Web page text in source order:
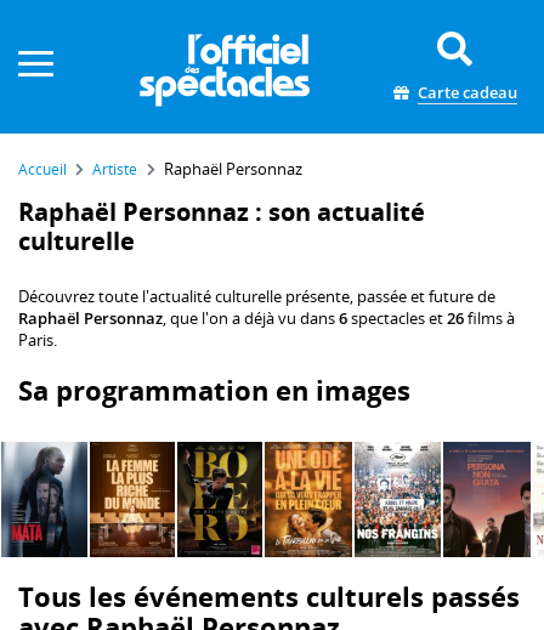
Carte cadeau
Accueil Artiste Raphaël Personnaz
Raphaël Personnaz : son actualité
culturelle
Découvrez toute l'actualité culturelle présente, passée et future de
Raphaël Personnaz, que l'on a déjà vu dans6spectacles et26films à
Paris.
Sa programmation en images
Tous les événements culturels passés